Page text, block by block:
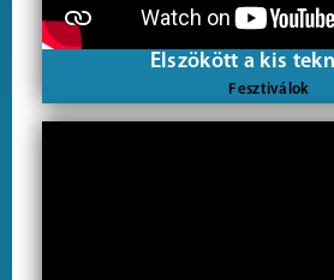
Elszökött a kis
Fesztiválok